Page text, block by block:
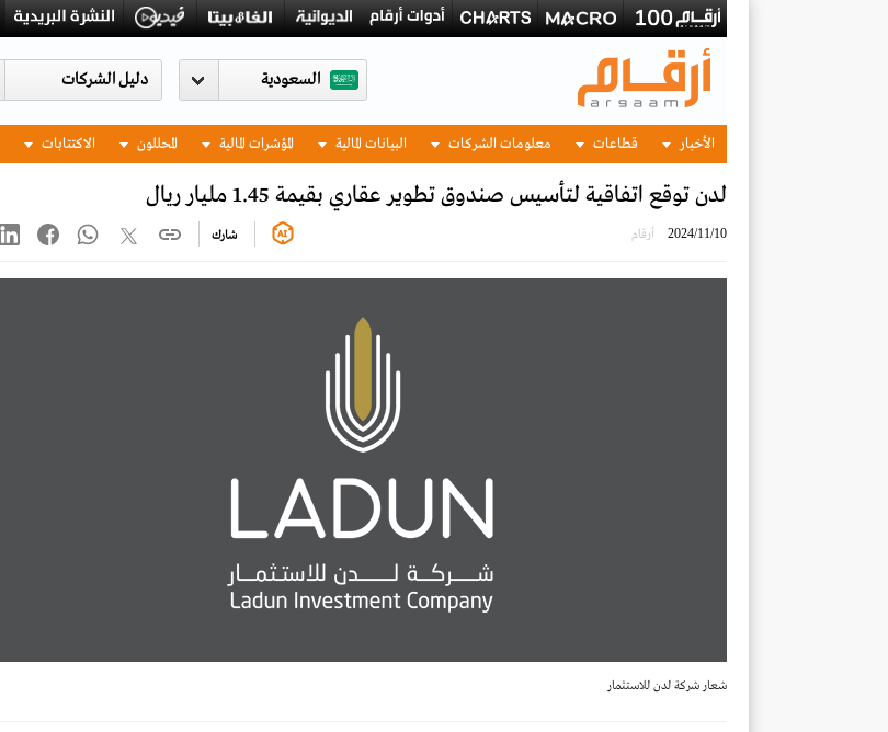
السعودية
الأخبار قطاعات معلومات الشركات البيانات المالية المؤشرات المالية المحللون الاكتتابات
لدن توقع اتفاقية لتأسيس صندوق تطوير عقاري بقيمة 1.45 مليار ريال
2024/11/10 أرقام شارك
شعار شركة لدن للاستثمار